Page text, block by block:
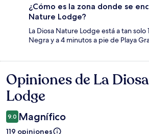
¿Cómo es la zona donde se
Nature Lodge?
La Diosa Nature Lodge está a tan solo
Negra y a 4 minutos a pie de Playa
Opiniones
Opiniones de La
Lodge
9.0 Magnífico
119 opiniones